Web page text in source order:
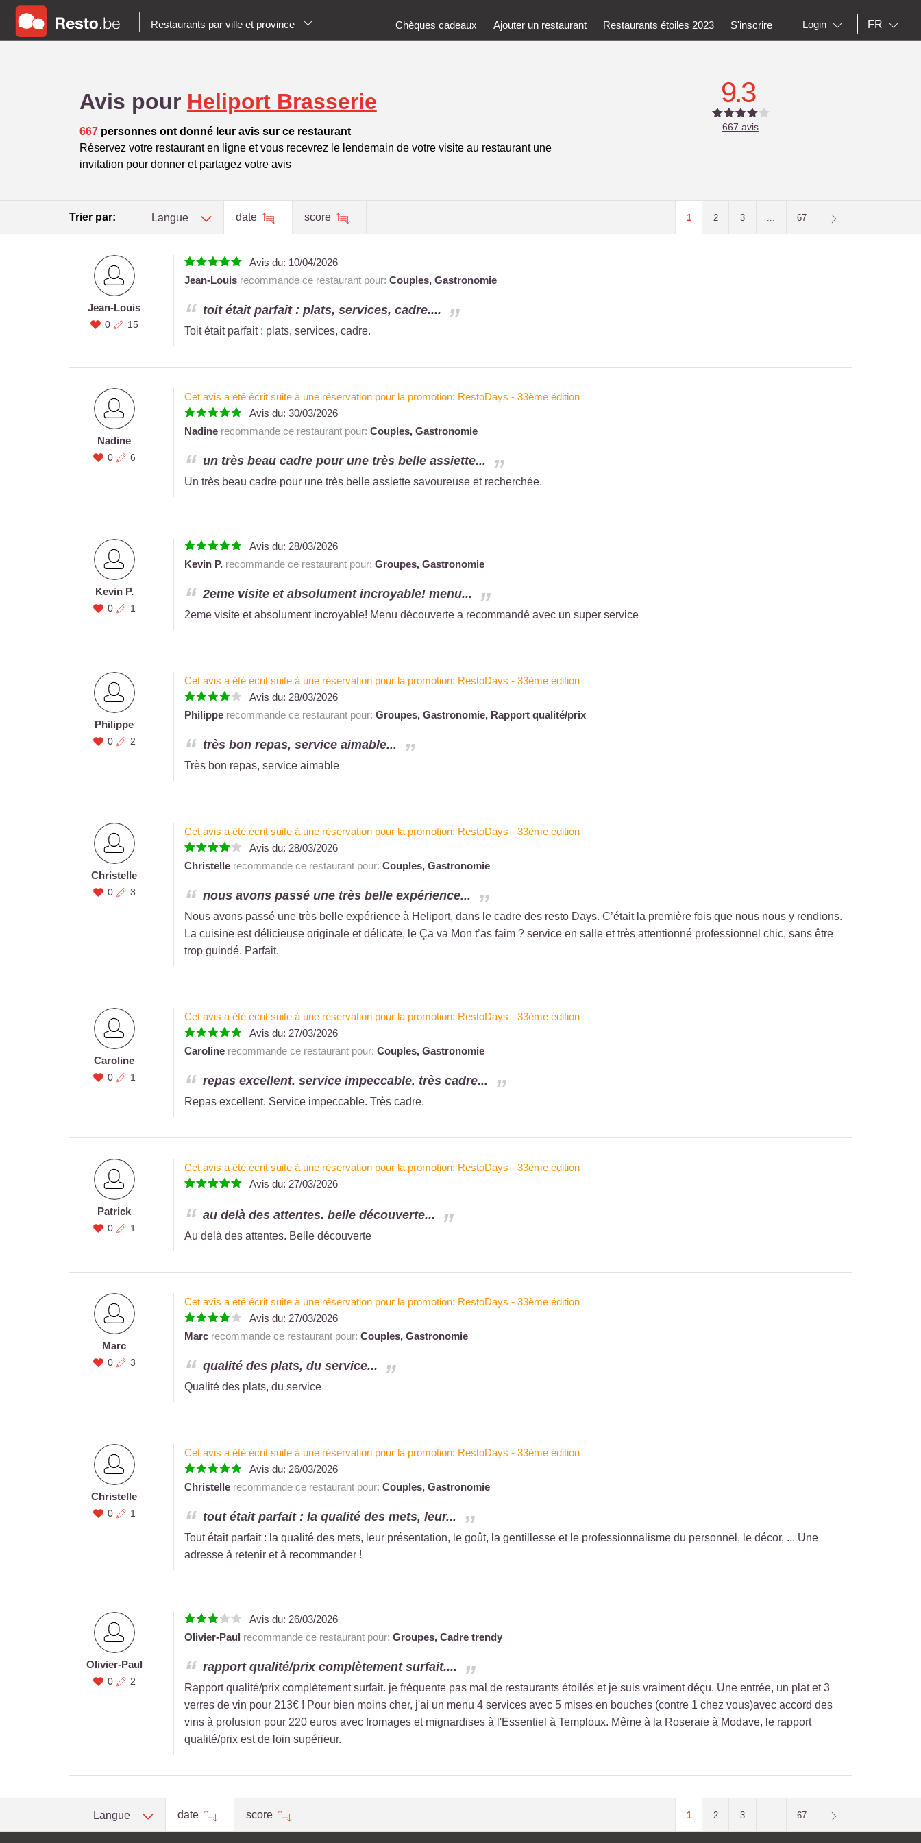
Restaurants par ville et province Chèques cadeaux Ajouter un restaurant Restaurants étoiles 2023 S'inscrire Login FR
Avis pour Heliport Brasserie
667personnes ont donné leur avis sur ce restaurant
Réservez votre restaurant en ligne et vous recevrez le lendemain de votre visite au restaurant une
invitation pour donner et partagez votre avis
9.3
667 avis
Trier par: Langue date score 1 2 3 ... 67
Jean-Louis
0 15
Avis du: 10/04/2026
Jean-Louisrecommande ce restaurant pour: Couples, Gastronomie
toit était parfait : plats, services, cadre....
Toit était parfait : plats, services, cadre.
Nadine
0 6
Cet avis a été écrit suite à une réservation pour la promotion: RestoDays - 33ème édition
Avis du: 30/03/2026
Nadinerecommande ce restaurant pour: Couples, Gastronomie
un très beau cadre pour une très belle assiette...
Un très beau cadre pour une très belle assiette savoureuse et recherchée.
Kevin P.
0 1
Avis du: 28/03/2026
Kevin P.recommande ce restaurant pour: Groupes, Gastronomie
2eme visite et absolument incroyable! menu...
2eme visite et absolument incroyable! Menu découverte a recommandé avec un super service
Philippe
0 2
Cet avis a été écrit suite à une réservation pour la promotion: RestoDays - 33ème édition
Avis du: 28/03/2026
Philipperecommande ce restaurant pour: Groupes, Gastronomie, Rapport qualité/prix
très bon repas, service aimable...
Très bon repas, service aimable
Christelle
0 3
Cet avis a été écrit suite à une réservation pour la promotion: RestoDays - 33ème édition
Avis du: 28/03/2026
Christellerecommande ce restaurant pour: Couples, Gastronomie
nous avons passé une très belle expérience...
Nous avons passé une très belle expérience à Heliport, dans le cadre des resto Days. C’était la première fois que nous nous y rendions.
La cuisine est délicieuse originale et délicate, le Ça va Mon t’as faim ? service en salle et très attentionné professionnel chic, sans être
trop guindé. Parfait.
Caroline
0 1
Cet avis a été écrit suite à une réservation pour la promotion: RestoDays - 33ème édition
Avis du: 27/03/2026
Carolinerecommande ce restaurant pour: Couples, Gastronomie
repas excellent. service impeccable. très cadre...
Repas excellent. Service impeccable. Très cadre.
Patrick
0 1
Cet avis a été écrit suite à une réservation pour la promotion: RestoDays - 33ème édition
Avis du: 27/03/2026
au delà des attentes. belle découverte...
Au delà des attentes. Belle découverte
Marc
0 3
Cet avis a été écrit suite à une réservation pour la promotion: RestoDays - 33ème édition
Avis du: 27/03/2026
Marcrecommande ce restaurant pour: Couples, Gastronomie
qualité des plats, du service...
Qualité des plats, du service
Christelle
0 1
Cet avis a été écrit suite à une réservation pour la promotion: RestoDays - 33ème édition
Avis du: 26/03/2026
Christellerecommande ce restaurant pour: Couples, Gastronomie
tout était parfait : la qualité des mets, leur...
Tout était parfait : la qualité des mets, leur présentation, le goût, la gentillesse et le professionnalisme du personnel, le décor, ... Une
adresse à retenir et à recommander !
Olivier-Paul
0 2
Avis du: 26/03/2026
Olivier-Paul recommande ce restaurant pour: Groupes, Cadre trendy
rapport qualité/prix complètement surfait....
Rapport qualité/prix complètement surfait. je fréquente pas mal de restaurants étoilés et je suis vraiment déçu. Une entrée, un plat et 3
verres de vin pour 213€ ! Pour bien moins cher, j'ai un menu 4 services avec 5 mises en bouches (contre 1 chez vous)avec accord des
vins à profusion pour 220 euros avec fromages et mignardises à l'Essentiel à Temploux. Même à la Roseraie à Modave, le rapport
qualité/prix est de loin supérieur.
Langue date score 1 2 3 ... 67